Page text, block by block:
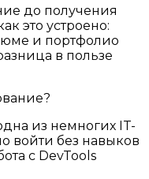
до получения
это устроено:
и портфолио
в пользе
из немногих IT-
войти без навыков
с DevTools